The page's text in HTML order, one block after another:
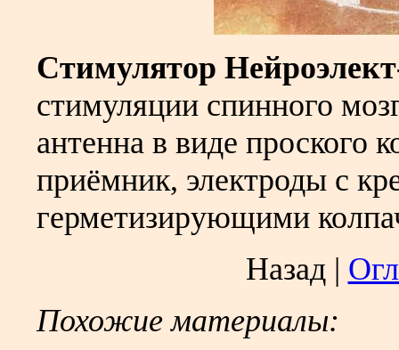
Стимулятор
стимуляции спинного
антенна в виде проского
приёмник, электроды с
герметизирующими
Назад |
Похожие материалы: